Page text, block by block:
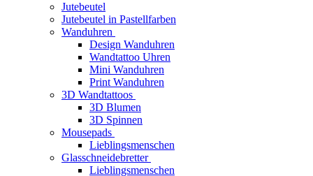
Jutebeutel
Jutebeutel in Pastellfarben
Wanduhren
Design Wanduhren
Wandtattoo Uhren
Mini Wanduhren
Print Wanduhren
3D Wandtattoos
3D Blumen
3D Spinnen
Mousepads
Lieblingsmenschen
Glasschneidebretter
Lieblingsmenschen